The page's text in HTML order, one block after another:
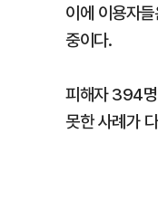
이에 이용자
중이다.
피해자 394명
못한 사례가